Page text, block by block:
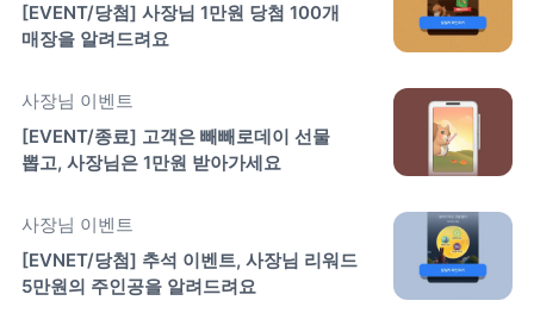
[EVENT/당첨] 사장님 1만원 당첨 100개
매장을 알려드려요
사장님 이벤트
[EVENT/종료] 고객은 빼빼로데이 선물
뽑고, 사장님은 1만원 받아가세요
사장님 이벤트
[EVNET/당첨] 추석 이벤트, 사장님 리워드
5만원의 주인공을 알려드려요